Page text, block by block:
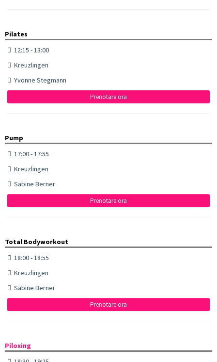
Pilates
12:15 - 13:00
Kreuzlingen
Yvonne Stegmann
Prenotare ora
Pump
17:00 - 17:55
Kreuzlingen
Sabine Berner
Prenotare ora
Total Bodyworkout
18:00 - 18:55
Kreuzlingen
Sabine Berner
Prenotare ora
Piloxing